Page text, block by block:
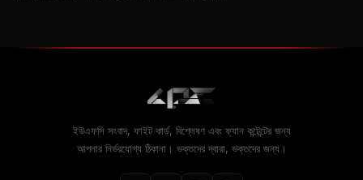
ইউএফসি সংবাদ, ফাইট কার্ড, বিশ্লেষণ এবং ফ্যান কন্টেন্টের জন্য
আপনার নির্ভরযোগ্য ঠিকানা। ভক্তদের দ্বারা, ভক্তদের জন্য।